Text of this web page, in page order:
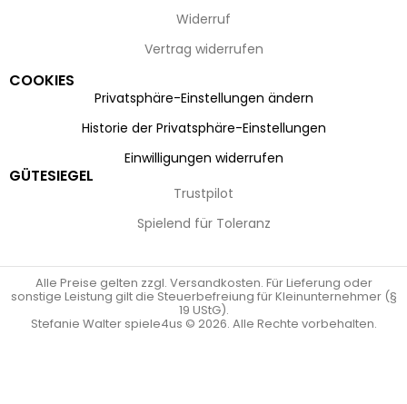
Widerruf
Vertrag widerrufen
COOKIES
Privatsphäre-Einstellungen ändern
Historie der Privatsphäre-Einstellungen
Einwilligungen widerrufen
GÜTESIEGEL
Trustpilot
Spielend für Toleranz
Alle Preise gelten zzgl. Versandkosten. Für Lieferung oder
sonstige Leistung gilt die Steuerbefreiung für Kleinunternehmer (§
19 UStG).
Stefanie Walter spiele4us © 2026. Alle Rechte vorbehalten.